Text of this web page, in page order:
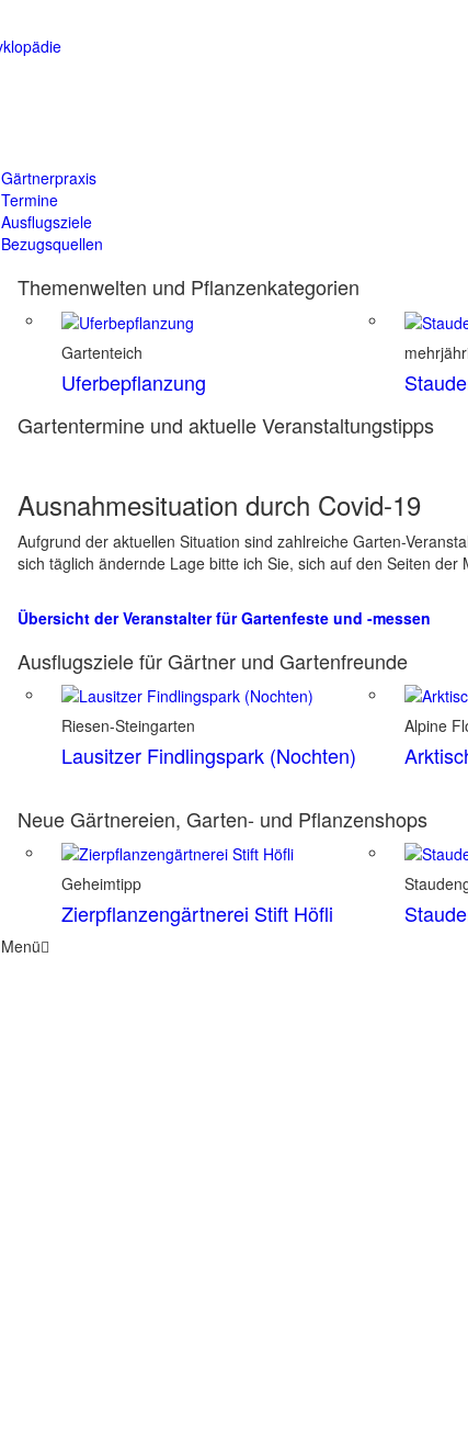
Themenwelten und Pflanzenkategorien
Gartenteich
Uferbepflanzung
Gärtnerpraxis
Termine
Gartentermine und aktuelle Veranstaltungstipps
Ausnahmesituation durch Covid-19
Aufgrund der aktuellen Situation sind zahlreiche Garten-
sich täglich ändernde Lage bitte ich Sie, sich auf den Seiten der
Übersicht der Veranstalter für Gartenfeste und -messen
Ausflugsziele
Ausflugsziele für Gärtner und Gartenfreunde
Riesen-Steingarten
Lausitzer Findlingspark (Nochten)
Alpine
Bezugsquellen
Neue Gärtnereien, Garten- und Pflanzenshops
Geheimtipp
Zierpflanzengärtnerei Stift Höfli
Menü